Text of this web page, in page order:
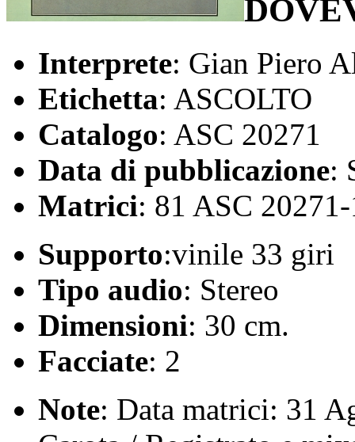
Interprete: Gian Piero
Etichetta: ASCOLTO
Catalogo: ASC 20271
Data di pubblicazione:
Matrici: 81 ASC
Supporto:vinile 33 giri
Tipo audio: Stereo
Dimensioni: 30 cm.
Facciate: 2
Note: Data matrici: 31